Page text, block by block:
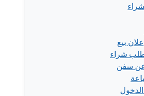
بيع
شراء
سفن